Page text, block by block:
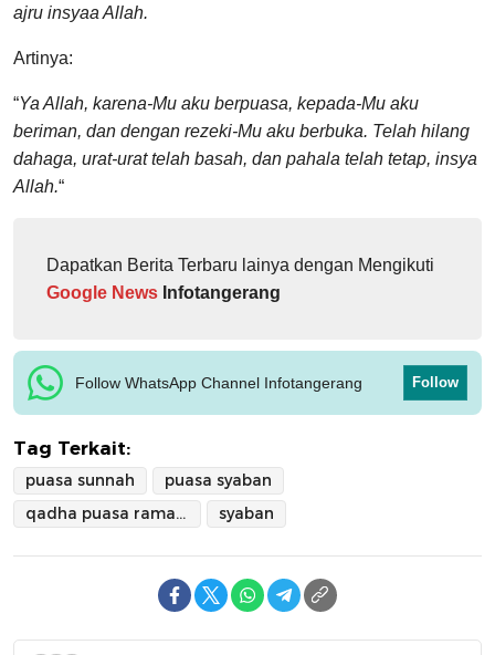
ajru insyaa Allah.
Artinya:
“Ya Allah, karena-Mu aku berpuasa, kepada-Mu aku
beriman, dan dengan rezeki-Mu aku berbuka. Telah hilang
dahaga, urat-urat telah basah, dan pahala telah tetap, insya
Allah.“
Dapatkan Berita Terbaru lainya dengan Mengikuti
Google News Infotangerang
Follow WhatsApp Channel Infotangerang Follow
Tag Terkait:
puasa sunnah
puasa syaban
qadha puasa ramadhan
syaban